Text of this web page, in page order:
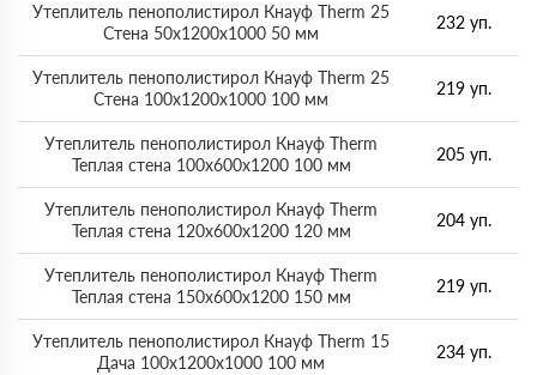
Утеплитель пенополистирол Кнауф Therm 25
Стена 50х1200х1000 50 мм
232 уп.
Утеплитель пенополистирол Кнауф Therm 25
Стена 100х1200х1000 100 мм
219 уп.
Утеплитель пенополистирол Кнауф Therm
Теплая стена 100х600х1200 100 мм
205 уп.
Утеплитель пенополистирол Кнауф Therm
Теплая стена 120х600х1200 120 мм
204 уп.
Утеплитель пенополистирол Кнауф Therm
Теплая стена 150х600х1200 150 мм
219 уп.
Утеплитель пенополистирол Кнауф Therm 15
Дача 100х1200х1000 100 мм
234 уп.